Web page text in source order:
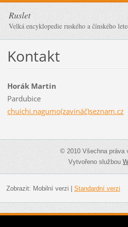
Ruslet
Velká encyklopedie ruského a čínského
Kontakt
Horák Martin
Pardubice
chuichi.nagumo(zavináč)seznam.cz
© 2010 Všechna práva
Vytvořeno službou
Zobrazit: Mobilní verzi Standardní verzi